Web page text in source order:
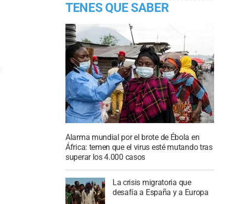
TENES QUE SABER
Alarma mundial por el brote de Ébola en
África: temen que el virus esté mutando tras
superar los 4.000 casos
La crisis migratoria que
desafía a España y a Europa